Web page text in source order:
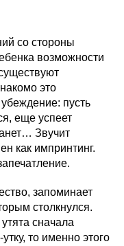
со стороны
возможности
это
пусть
еще успеет
Звучит
как импринтинг.
запоминает
столкнулся.
сначала
то именно этого